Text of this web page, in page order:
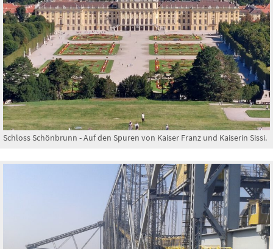
Schloss Schönbrunn - Auf den Spuren von Kaiser Franz und Kaiserin Sissi.